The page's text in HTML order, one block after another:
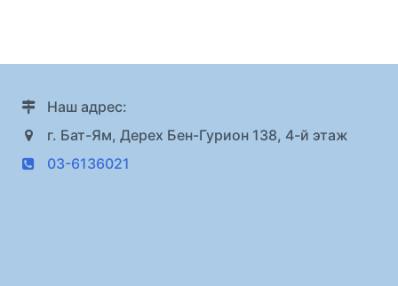
Наш адрес:
г. Бат-Ям, Дерех Бен-Гурион 138, 4-й этаж
03-6136021